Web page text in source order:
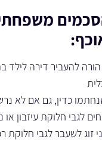
להעביר דירה לילד
כדין, גם אם לא
לגבי חלוקת עיזבון
זוג לשעבר לגבי